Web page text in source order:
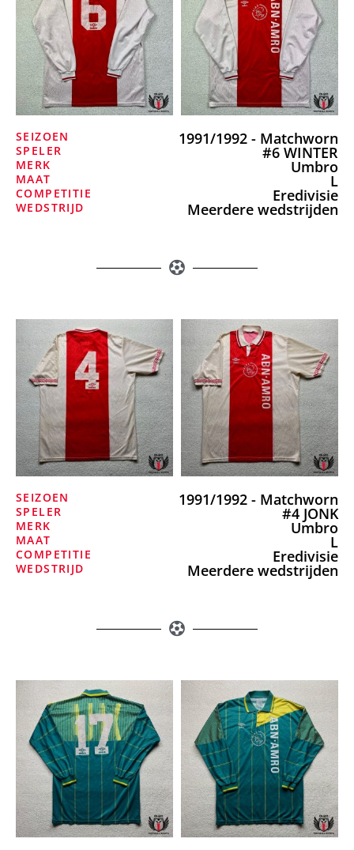
SEIZOEN 1991/1992 - Matchworn
SPELER #6 WINTER
MERK Umbro
MAAT L
COMPETITIE Eredivisie
WEDSTRIJD Meerdere wedstrijden
SEIZOEN 1991/1992 - Matchworn
SPELER #4 JONK
MERK Umbro
MAAT L
COMPETITIE Eredivisie
WEDSTRIJD Meerdere wedstrijden